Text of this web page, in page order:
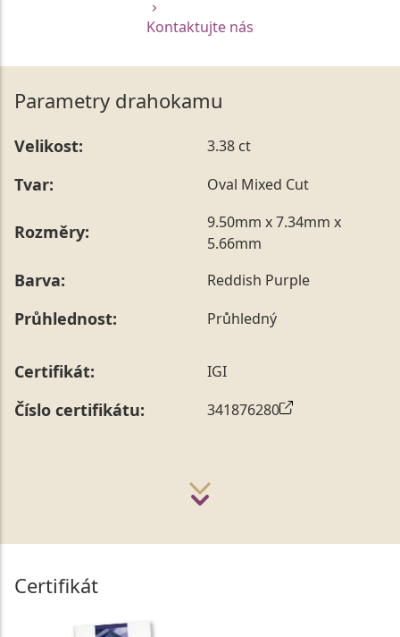
Kontaktujte nás
Parametry drahokamu
Velikost: 3.38 ct
Tvar: Oval Mixed Cut
Rozměry:
9.50mm x 7.34mm x
5.66mm
Barva: Reddish Purple
Průhlednost: Průhledný
Certifikát: IGI
Číslo certifikátu: 341876280
Certifikát